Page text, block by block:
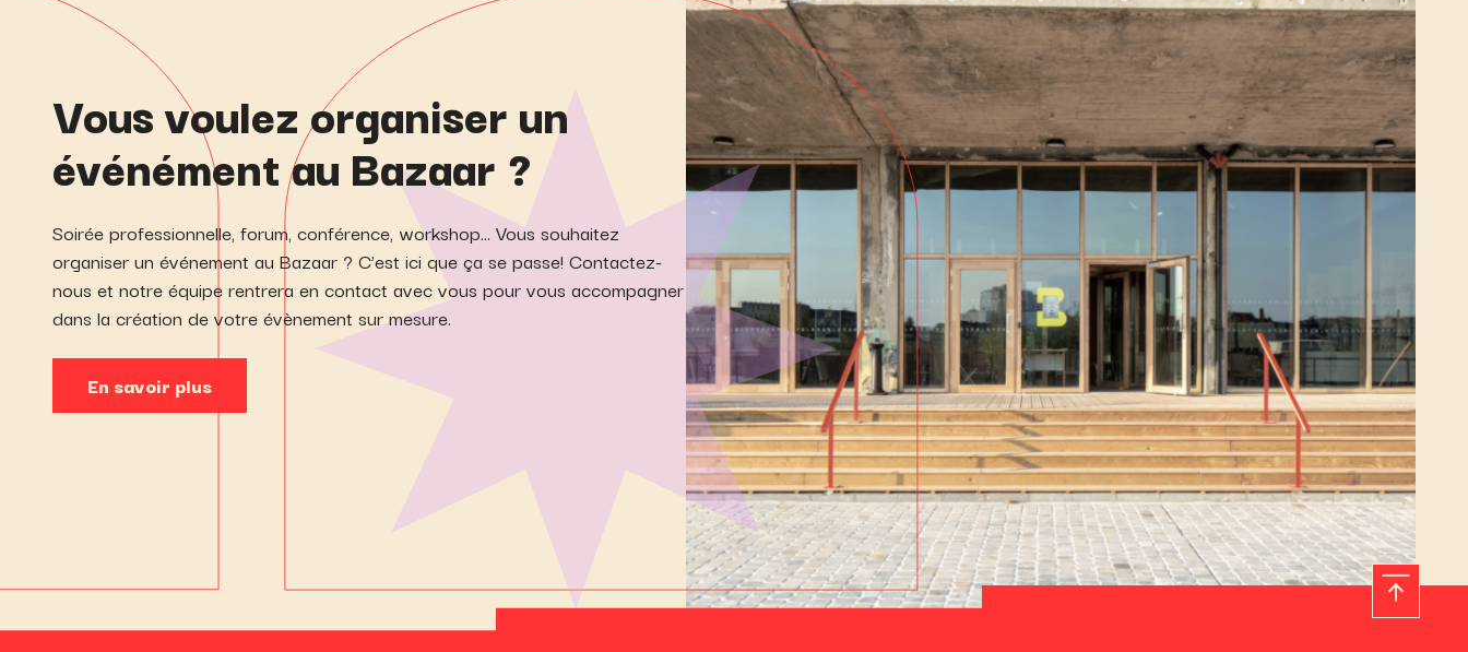
Vous voulez organiser un
événément au Bazaar ?
Soirée professionnelle, forum, conférence, workshop… Vous souhaitez
organiser un événement au Bazaar ? C’est ici que ça se passe! Contactez-
nous et notre équipe rentrera en contact avec vous pour vous accompagner
dans la création de votre évènement sur mesure.
En savoir plus